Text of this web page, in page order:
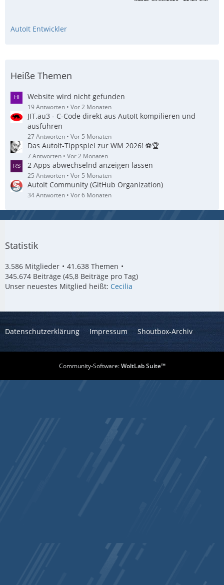
AutoIt Entwickler
Heiße Themen
Website wird nicht gefunden
19 Antworten Vor 2 Monaten
JIT.au3 - C-Code direkt aus AutoIt kompilieren und
ausführen
27 Antworten Vor 5 Monaten
Das AutoIt-Tippspiel zur WM 2026! ⚽🏆
7 Antworten Vor 2 Monaten
2 Apps abwechselnd anzeigen lassen
25 Antworten Vor 5 Monaten
AutoIt Community (GitHub Organization)
34 Antworten Vor 6 Monaten
Statistik
3.586 Mitglieder
41.638 Themen
345.674 Beiträge (45,8 Beiträge pro Tag)
Unser neuestes Mitglied heißt: Cecilia
Datenschutzerklärung Impressum Shoutbox-Archiv
Community-Software:WoltLab Suite™